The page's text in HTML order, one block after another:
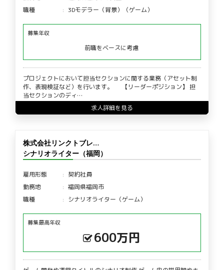
職種
3Dモデラー（背景）（ゲーム）
募集年収
前職をベースに考慮
プロジェクトにおいて担当セクションに関する業務（アセット制
作、表現検証など）を行います。 【リーダーポジション】 担
当セクションのディ…
求人詳細を見る
株式会社リンクトブレ…
シナリオライター（福岡）
雇用形態
契約社員
勤務地
福岡県福岡市
職種
シナリオライター（ゲーム）
募集最高年収
600万円